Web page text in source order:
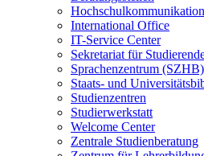
International Office
IT-Service Center
Sekretariat für
Sprachenzentrum (SZHB)
Staats- und
Studienzentren
Studierwerkstatt
Welcome Center
Zentrale Studienberatung